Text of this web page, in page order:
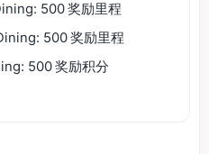
500 奖励里程
500 奖励里程
500 奖励积分